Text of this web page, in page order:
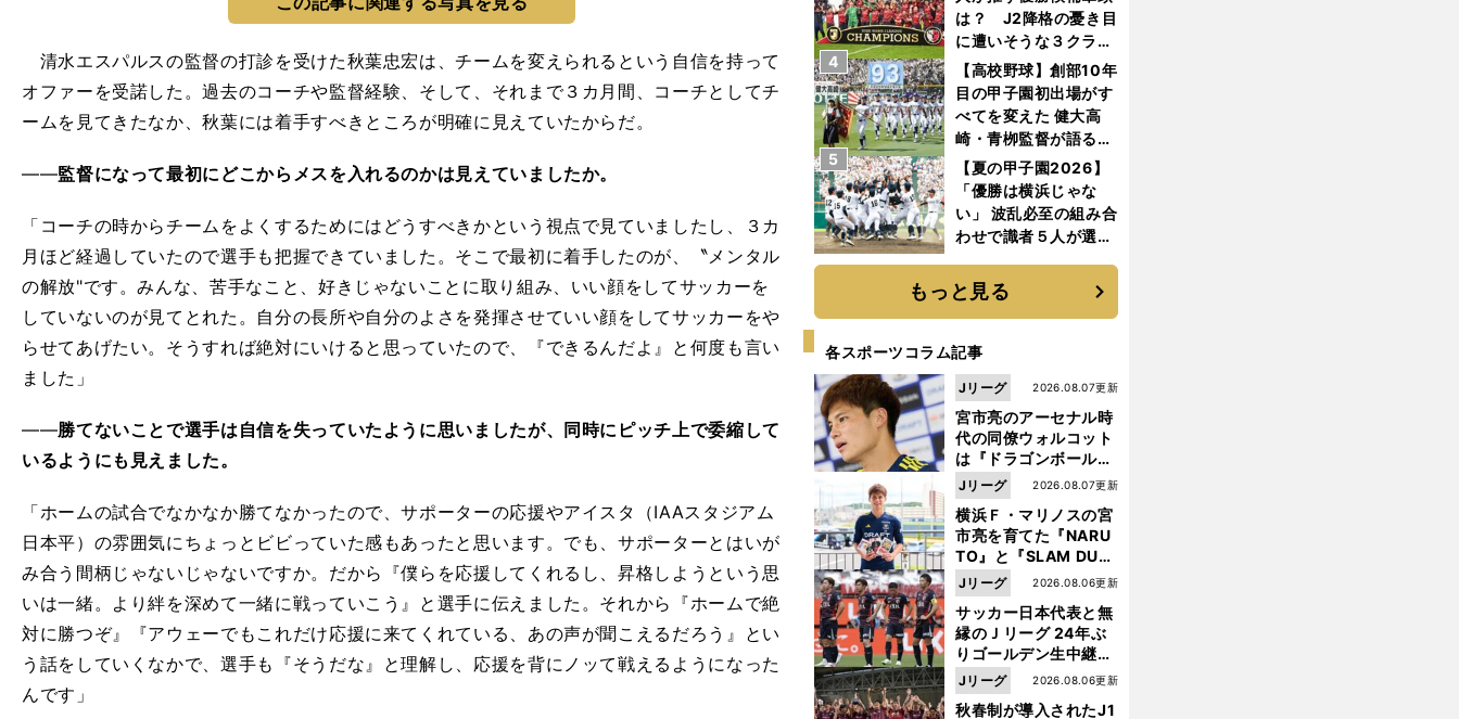
清水エスパルスの監督の打診を受けた秋葉忠宏は、チームを変えられるという自信を持って
オファーを受諾した。過去のコーチや監督経験、そして、それまで３カ月間、コーチとしてチ
ームを見てきたなか、秋葉には着手すべきところが明確に見えていたからだ。
――監督になって最初にどこからメスを入れるのかは見えていましたか。
「コーチの時からチームをよくするためにはどうすべきかという視点で見ていましたし、３カ
月ほど経過していたので選手も把握できていました。そこで最初に着手したのが、〝メンタル
の解放"です。みんな、苦手なこと、好きじゃないことに取り組み、いい顔をしてサッカーを
していないのが見てとれた。自分の長所や自分のよさを発揮させていい顔をしてサッカーをや
らせてあげたい。そうすれば絶対にいけると思っていたので、『できるんだよ』と何度も言い
ました」
――勝てないことで選手は自信を失っていたように思いましたが、同時にピッチ上で委縮して
いるようにも見えました。
「ホームの試合でなかなか勝てなかったので、サポーターの応援やアイスタ（IAAスタジアム
日本平）の雰囲気にちょっとビビっていた感もあったと思います。でも、サポーターとはいが
み合う間柄じゃないじゃないですか。だから『僕らを応援してくれるし、昇格しようという思
いは一緒。より絆を深めて一緒に戦っていこう』と選手に伝えました。それから『ホームで絶
対に勝つぞ』『アウェーでもこれだけ応援に来てくれている、あの声が聞こえるだろう』とい
う話をしていくなかで、選手も『そうだな』と理解し、応援を背にノッて戦えるようになった
んです」
は？ J2降格の憂き目
に遭いそうな３クラブ
とは？
【高校野球】創部10年
目の甲子園初出場がす
べてを変えた 健大高
崎・青栁監督が語る
「機動破壊」はこうし
て生まれた
4
【夏の甲子園2026】
「優勝は横浜じゃな
い」 波乱必至の組み合
わせで識者５人が選ん
5
もっと見る
各スポーツコラム記事
宮市亮のアーセナル時
代の同僚ウォルコット
は『ドラゴンボール』
が大好き ポドルスキは
日向小次郎に憧れてい
た
2026.08.07更新
Jリーグ
横浜Ｆ・マリノスの宮
市亮を育てた『NARU
TO』と『SLAM DUN
K』 中京大中京の同
級生・木原龍一は"ジ
ャンプ係"だった
2026.08.07更新
Jリーグ
サッカー日本代表と無
縁のＪリーグ 24年ぶ
りゴールデン生中継の
開幕戦でヘタな試合は
見せられない
2026.08.06更新
Jリーグ
秋春制が導入されたJ1
2026.08.06更新
Jリーグ